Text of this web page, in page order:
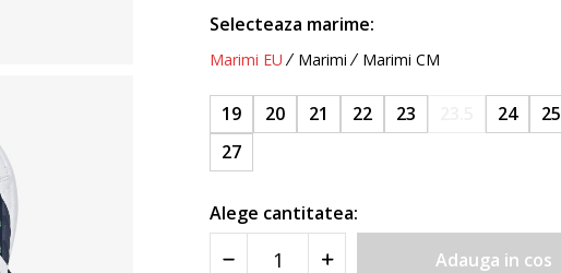
Selecteaza marime:
Marimi EU Marimi Marimi CM
19 20 21 22 23 24 25
27
Alege cantitatea:
Adauga in cos